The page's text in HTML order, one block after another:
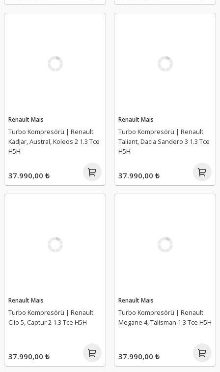
Renault Mais
Turbo Kompresörü | Renault
Kadjar, Austral, Koleos 2 1.3 Tce
H5H
37.990,00 ₺
Renault Mais
Turbo Kompresörü | Renault
Taliant, Dacia Sandero 3 1.3 Tce
H5H
37.990,00 ₺
Renault Mais
Turbo Kompresörü | Renault
Clio 5, Captur 2 1.3 Tce H5H
37.990,00 ₺
Renault Mais
Turbo Kompresörü | Renault
Megane 4, Talisman 1.3 Tce H5H
37.990,00 ₺